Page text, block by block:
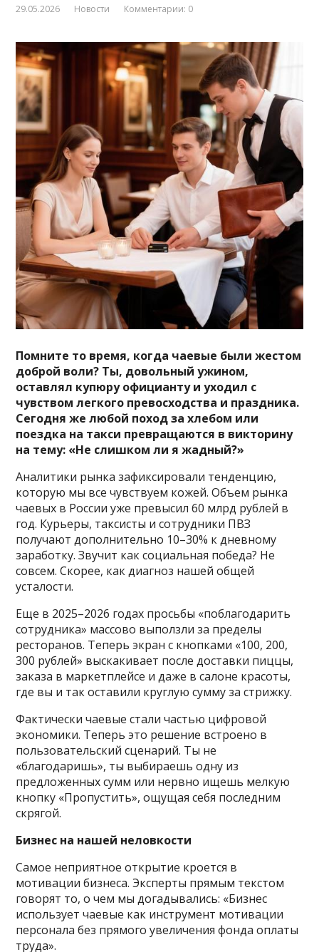
29.05.2026 Новости Комментарии: 0
Помните то время, когда чаевые были жестом
доброй воли? Ты, довольный ужином,
оставлял купюру официанту и уходил с
чувством легкого превосходства и праздника.
Сегодня же любой поход за хлебом или
поездка на такси превращаются в викторину
на тему: «Не слишком ли я жадный?»
Аналитики рынка зафиксировали тенденцию,
которую мы все чувствуем кожей. Объем рынка
чаевых в России уже превысил 60 млрд рублей в
год. Курьеры, таксисты и сотрудники ПВЗ
получают дополнительно 10–30% к дневному
заработку. Звучит как социальная победа? Не
совсем. Скорее, как диагноз нашей общей
усталости.
Еще в 2025–2026 годах просьбы «поблагодарить
сотрудника» массово выползли за пределы
ресторанов. Теперь экран с кнопками «100, 200,
300 рублей» выскакивает после доставки пиццы,
заказа в маркетплейсе и даже в салоне красоты,
где вы и так оставили круглую сумму за стрижку.
Фактически чаевые стали частью цифровой
экономики. Теперь это решение встроено в
пользовательский сценарий. Ты не
«благодаришь», ты выбираешь одну из
предложенных сумм или нервно ищешь мелкую
кнопку «Пропустить», ощущая себя последним
скрягой.
Бизнес на нашей неловкости
Самое неприятное открытие кроется в
мотивации бизнеса. Эксперты прямым текстом
говорят то, о чем мы догадывались: «Бизнес
использует чаевые как инструмент мотивации
персонала без прямого увеличения фонда оплаты
труда».